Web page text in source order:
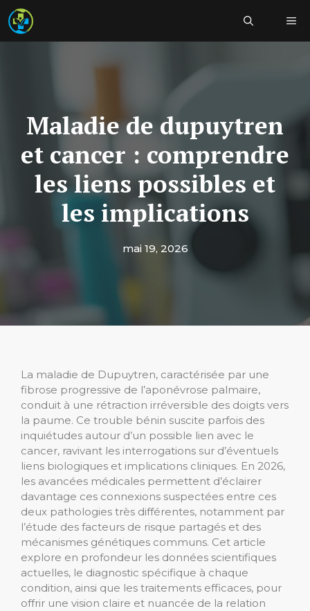
Aller
au
contenu
Maladie de dupuytren
et cancer : comprendre
les liens possibles et
les implications
mai 19, 2026
La maladie de Dupuytren, caractérisée par une
fibrose progressive de l’aponévrose palmaire,
conduit à une rétraction irréversible des doigts vers
la paume. Ce trouble bénin suscite parfois des
inquiétudes autour d’un possible lien avec le
cancer, ravivant les interrogations sur d’éventuels
liens biologiques et implications cliniques. En 2026,
les avancées médicales permettent d’éclairer
davantage ces connexions suspectées entre ces
deux pathologies très différentes, notamment par
l’étude des facteurs de risque partagés et des
mécanismes génétiques communs. Cet article
explore en profondeur les données scientifiques
actuelles, le diagnostic spécifique à chaque
condition, ainsi que les traitements efficaces, pour
offrir une vision claire et nuancée de la relation